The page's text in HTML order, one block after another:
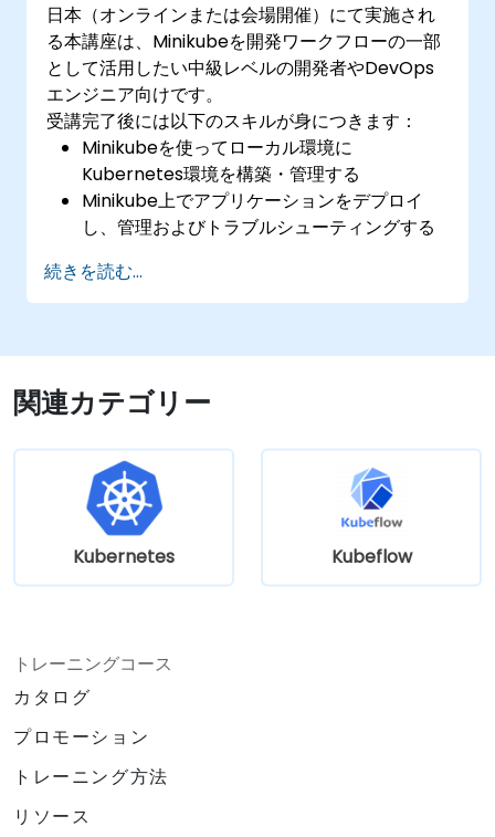
日本（オンラインまたは会場開催）にて実施され
る本講座は、Minikubeを開発ワークフローの一部
として活用したい中級レベルの開発者やDevOps
エンジニア向けです。
受講完了後には以下のスキルが身につきます：
Minikubeを使ってローカル環境に
Kubernetes環境を構築・管理する
Minikube上でアプリケーションをデプロイ
し、管理およびトラブルシューティングする
CI/CDパイプラインへMinikubeを統合する手
法を理解する
きる
ローカルでのKubernetes開発に関するベス
トプラクティスが実践可能になる
続きを読む...
関連カテゴリー
Kubernetes Kubeflow
トレーニングコース
カタログ
プロモーション
トレーニング方法
リソース